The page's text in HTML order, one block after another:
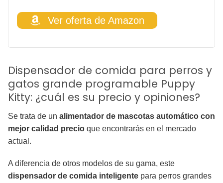
Ver oferta de Amazon
Dispensador de comida para perros y
gatos grande programable Puppy
Kitty: ¿cuál es su precio y opiniones?
Se trata de un alimentador de mascotas automático con
mejor calidad precio que encontrarás en el mercado
actual.
A diferencia de otros modelos de su gama, este
dispensador de comida inteligente para perros grandes